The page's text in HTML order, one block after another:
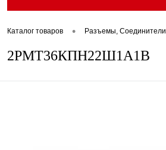
Каталог товаров • Разъемы, Соединители
2РМТ36КПН22Ш1А1В